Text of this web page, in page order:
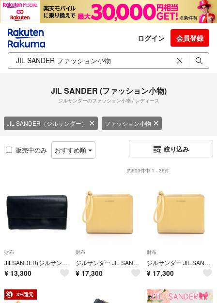
ログイン 会員登録
JIL SANDER (ファッション小物)
ジルサンダーのファッション小物 / レディース
JIL SANDER（ジルサンダー） ファッション小物
販売中のみ おすすめ順 絞り込み
約600件中 1 - 36件
財布
JILSANDER(ジルサンダー) 長財布 - JM5028 黒 レザー
¥ 13,300
財布
ジルサンダー JIL SANDER Giro ミニフレンチウォレット 二つ折り財布 財布 レザー レディース イエロー系 J07UI0016 【中古】
¥ 17,300
財布
ジルサンダー JIL SANDER Giro ミニフレンチウォレット 二つ折り財布 財布 レザー レディース イエロー系 J07UI0016 【中古】
¥ 17,300
3%還元